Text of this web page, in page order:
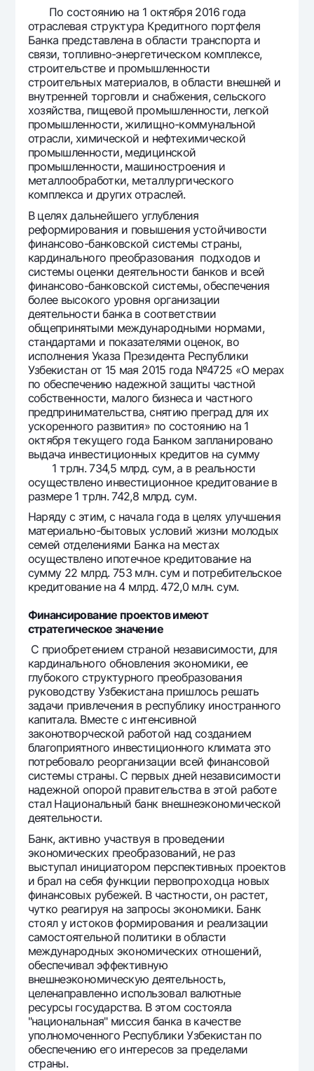
По состоянию на 1 октября 2016 года
отраслевая структура Кредитного портфеля
Банка представлена в области транспорта и
связи, топливно-энергетическом комплексе,
строительстве и промышленности
строительных материалов, в области внешней и
внутренней торговли и снабжения, сельского
хозяйства, пищевой промышленности, легкой
промышленности, жилищно-коммунальной
отрасли, химической и нефтехимической
промышленности, медицинской
промышленности, машиностроения и
металлообработки, металлургического
комплекса и других отраслей.
В целях дальнейшего углубления
реформирования и повышения устойчивости
финансово-банковской системы страны,
кардинального преобразования подходов и
системы оценки деятельности банков и всей
финансово-банковской системы, обеспечения
более высокого уровня организации
деятельности банка в соответствии
общепринятыми международными нормами,
стандартами и показателями оценок, во
исполнения Указа Президента Республики
Узбекистан от 15 мая 2015 года №4725 «О мерах
по обеспечению надежной защиты частной
собственности, малого бизнеса и частного
предпринимательства, снятию преград для их
ускоренного развития» по состоянию на 1
октября текущего года Банком запланировано
выдача инвестиционных кредитов на сумму
1 трлн. 734,5 млрд. сум, а в реальности
осуществлено инвестиционное кредитование в
размере 1 трлн. 742,8 млрд. сум.
Наряду с этим, с начала года в целях улучшения
материально-бытовых условий жизни молодых
семей отделениями Банка на местах
осуществлено ипотечное кредитование на
сумму 22 млрд. 753 млн. сум и потребительское
кредитование на 4 млрд. 472,0 млн. сум.
Финансирование проектов имеют
стратегическое значение
С приобретением страной независимости, для
кардинального обновления экономики, ее
глубокого структурного преобразования
руководству Узбекистана пришлось решать
задачи привлечения в республику иностранного
капитала. Вместе с интенсивной
законотворческой работой над созданием
благоприятного инвестиционного климата это
потребовало реорганизации всей финансовой
системы страны. С первых дней независимости
надежной опорой правительства в этой работе
стал Национальный банк внешнеэкономической
деятельности.
Банк, активно участвуя в проведении
экономических преобразований, не раз
выступал инициатором перспективных проектов
и брал на себя функции первопроходца новых
финансовых рубежей. В частности, он растет,
чутко реагируя на запросы экономики. Банк
стоял у истоков формирования и реализации
самостоятельной политики в области
международных экономических отношений,
обеспечивал эффективную
внешнеэкономическую деятельность,
целенаправленно использовал валютные
ресурсы государства. В этом состояла
"национальная" миссия банка в качестве
уполномоченного Республики Узбекистан по
обеспечению его интересов за пределами
страны.